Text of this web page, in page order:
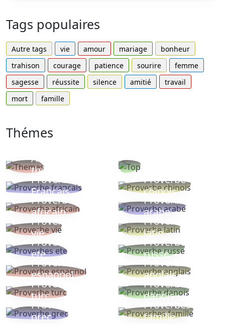
Tags populaires
Autre tags vie amour mariage
bonheur
trahison
courage patience sourire
femme
sagesse
réussite silence amitié
travail
mort
famille
Thémes
Autres
thèmes
Proverbe
Français
Proverbe
chinois
Proverbe
africain
Proverbe
arabe
Proverbe
vie
Proverbe
latin
Proverbes
ete
Proverbe
russe
Proverbe
espagnol
Proverbe
anglais
Proverbe
turc
Proverbe
danois
Proverbe
grec
Proverbes
famille